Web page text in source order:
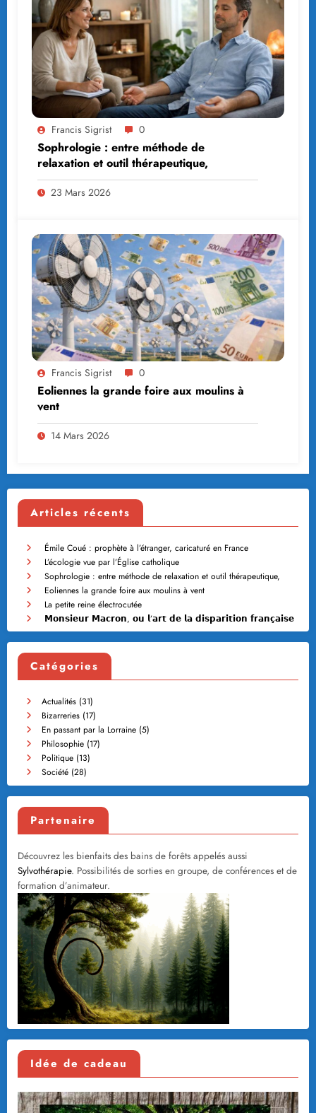
Francis Sigrist 0
Sophrologie : entre méthode de
relaxation et outil thérapeutique,
23 Mars 2026
Francis Sigrist 0
Eoliennes la grande foire aux moulins à
vent
14 Mars 2026
Articles récents
Émile Coué : prophète à l’étranger, caricaturé en France
L’écologie vue par l’Église catholique
Sophrologie : entre méthode de relaxation et outil thérapeutique,
Eoliennes la grande foire aux moulins à vent
La petite reine électrocutée
𝗠𝗼𝗻𝘀𝗶𝗲𝘂𝗿 𝗠𝗮𝗰𝗿𝗼𝗻, 𝗼𝘂 𝗹’𝗮𝗿𝘁 𝗱𝗲 𝗹𝗮 𝗱𝗶𝘀𝗽𝗮𝗿𝗶𝘁𝗶𝗼𝗻 𝗳𝗿𝗮𝗻𝗰̧𝗮𝗶𝘀𝗲
Catégories
Actualités (31)
Bizarreries (17)
En passant par la Lorraine (5)
Philosophie (17)
Politique (13)
Société (28)
Partenaire
Découvrez les bienfaits des bains de forêts appelés aussi
Sylvothérapie. Possibilités de sorties en groupe, de conférences et de
formation d’animateur.
Idée de cadeau